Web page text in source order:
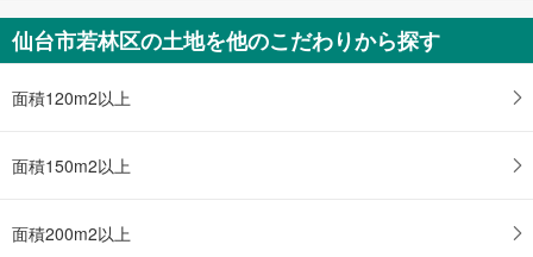
仙台市若林区の土地を他のこだわりから探す
面積120m2以上
面積150m2以上
面積200m2以上